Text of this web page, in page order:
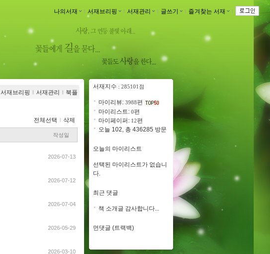
나의서재 ｌ 서재브리핑 ｌ 서재관리 ｌ 글쓰기 ｌ 즐겨찾는 서재 ｌ
서재브리핑 ｌ 서재관리 ｌ 북플
전체선택 ｌ 삭제
작성일
2026-07-13
2026-07-12
2026-07-04
2026-05-29
2026-03-10
서재지수 : 285101점
마이리뷰: 3988편
마이리스트: 0편
마이페이퍼: 12편
오늘 102, 총 436285 방문
오늘의 마이리스트
선택된 마이리스트가 없습니
다.
최근 댓글
책 소개글 감사합니다...
먼댓글 (트랙백)